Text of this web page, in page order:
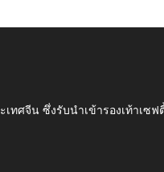
เทศจีน ซึ่งรับนำเข้ารองเท้า